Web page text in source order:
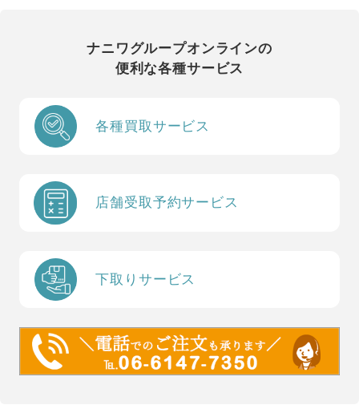
ナニワグループオンラインの
便利な各種サービス
各種買取サービス
店舗受取予約サービス
下取りサービス